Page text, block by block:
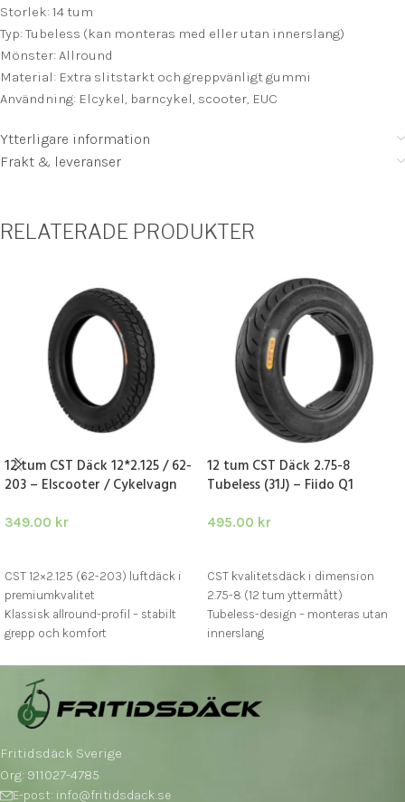
Storlek: 14 tum
Typ: Tubeless (kan monteras med eller utan innerslang)
Mönster: Allround
Material: Extra slitstarkt och greppvänligt gummi
Användning: Elcykel, barncykel, scooter, EUC
Ytterligare information
Frakt & leveranser
RELATERADE PRODUKTER
12 tum CST Däck 12*2.125 / 62-
203 – Elscooter / Cykelvagn
349.00 kr
CST 12×2.125 (62-203) luftdäck i
premiumkvalitet
Klassisk allround-profil – stabilt
grepp och komfort
12 tum CST Däck 2.75-8
Tubeless (31J) – Fiido Q1
495.00 kr
CST kvalitetsdäck i dimension
2.75-8 (12 tum yttermått)
Tubeless-design – monteras utan
innerslang
Fritidsdäck Sverige
Org: 911027-4785
E-post: info@fritidsdack.se